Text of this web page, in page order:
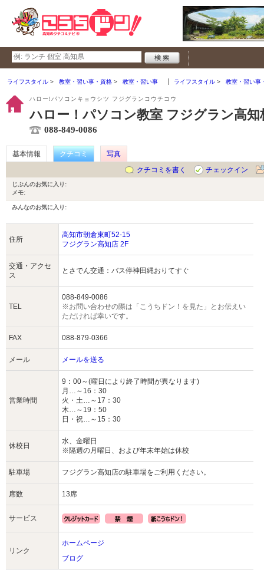
ライフスタイル 教室・習い事・資格 教室・習い事 ライフスタイル 教室・習い事
ハロー!パソコンキョウシツ フジグランコウチコウ
ハロー！パソコン教室 フジグラン高知
088-849-0086
基本情報 クチコミ
写真
クチコミを書く
チェックイン
じぶんのお気に入り:
メモ:
みんなのお気に入り:
住所
高知市朝倉東町52-15
フジグラン高知店 2F
交通・アクセ
ス
とさでん交通：バス停神田縄おりてすぐ
TEL
088-849-0086
※お問い合わせの際は「こうちドン！を見た」とお伝えい
ただければ幸いです。
FAX 088-879-0366
メール メールを送る
営業時間
9：00～(曜日により終了時間が異なります)
月…～16：30
火・土…～17：30
木…～19：50
日・祝…～15：30
休校日
水、金曜日
※隔週の月曜日、および年末年始は休校
駐車場 フジグラン高知店の駐車場をご利用ください。
席数 13席
サービス
リンク
ホームページ
ブログ